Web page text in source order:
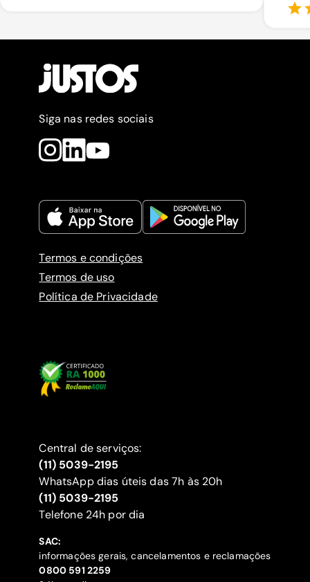
Siga nas redes sociais
Termos e condições
Termos de uso
Política de Privacidade
Central de serviços:
(11) 5039-2195
WhatsApp dias úteis das 7h às 20h
(11) 5039-2195
‍Telefone 24h por dia
SAC:
informações gerais, cancelamentos e reclamações
‍0800 591 2259